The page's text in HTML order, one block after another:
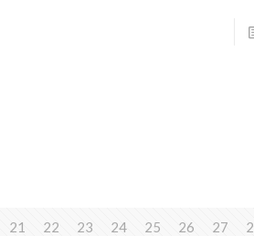
21 22 23 24 25 26 27